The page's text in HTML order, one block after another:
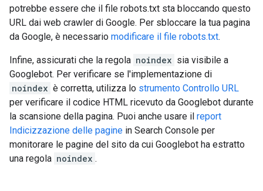
potrebbe essere che il file robots.txt sta bloccando questo
URL dai web crawler di Google. Per sbloccare la tua pagina
da Google, è necessario modificare il file robots.txt.
Infine, assicurati che la regola noindex sia visibile a
Googlebot. Per verificare se l'implementazione di
noindex è corretta, utilizza lo strumento Controllo URL
per verificare il codice HTML ricevuto da Googlebot durante
la scansione della pagina. Puoi anche usare il report
Indicizzazione delle pagine in Search Console per
monitorare le pagine del sito da cui Googlebot ha estratto
una regola noindex .